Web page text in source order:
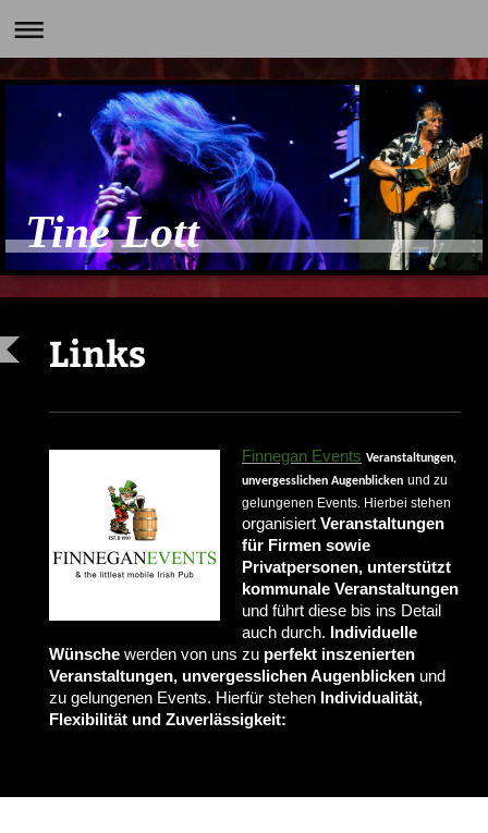
Tine Lott
Links
Finnegan Events Veranstaltungen,
unvergesslichen Augenblicken und zu
gelungenen Events. Hierbei stehen
organisiert Veranstaltungen
für Firmen sowie
Privatpersonen, unterstützt
kommunale Veranstaltungen
und führt diese bis ins Detail
auch durch.
Individuelle
Wünsche werden von uns zu perfekt inszenierten
Veranstaltungen, unvergesslichen Augenblicken und
zu gelungenen Events. Hierfür stehen Individualität,
Flexibilität und Zuverlässigkeit: